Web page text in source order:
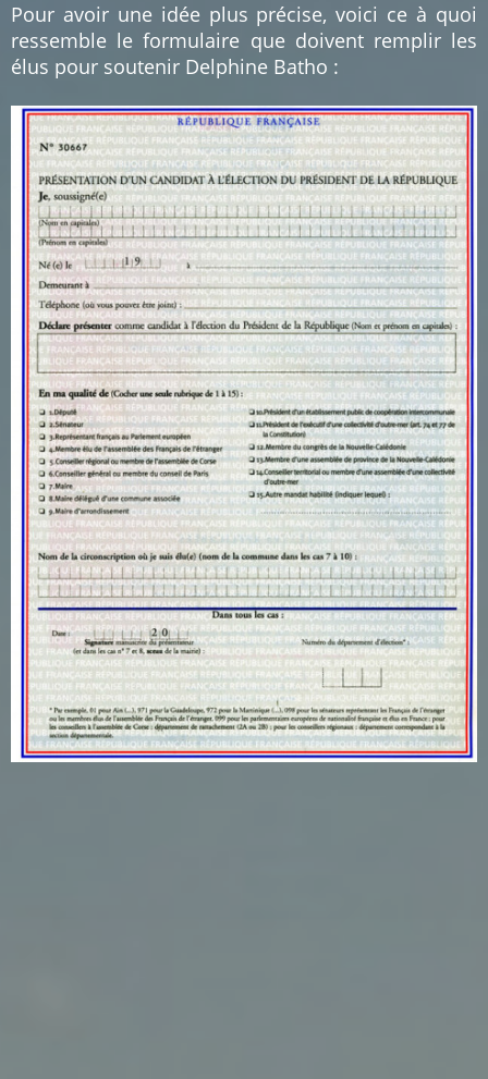
Pour avoir une idée plus précise, voici ce à quoi
ressemble le formulaire que doivent remplir les
élus pour soutenir Delphine Batho :